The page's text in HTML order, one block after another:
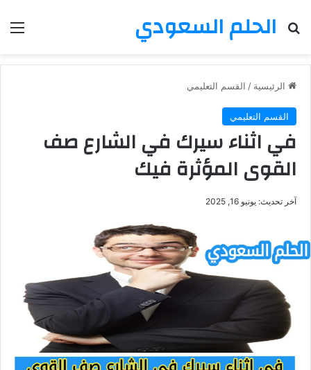
الحلم السعودي
بحث عن
الرئيسية / القسم التعليمي
القسم التعليمي
في اثناء سيرك في الشارع صف
القوى المؤثرة فيك
آخر تحديث: يونيو 16, 2025